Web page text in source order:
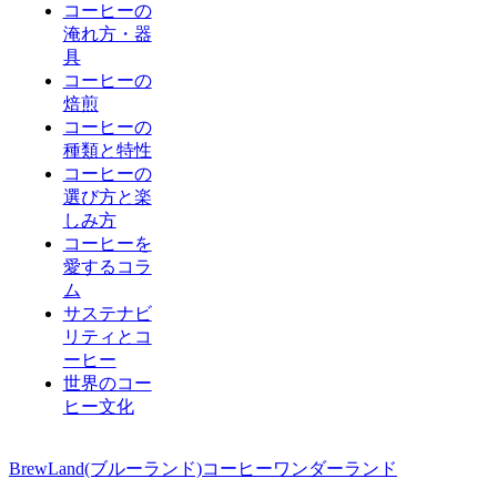
コーヒーの
淹れ方・器
具
コーヒーの
焙煎
コーヒーの
種類と特性
コーヒーの
選び方と楽
しみ方
コーヒーを
愛するコラ
ム
サステナビ
リティとコ
ーヒー
世界のコー
ヒー文化
BrewLand(ブルーランド)コーヒーワンダーランド